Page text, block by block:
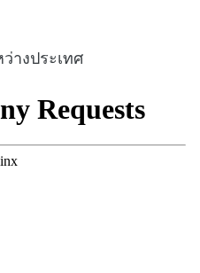
างประเทศ